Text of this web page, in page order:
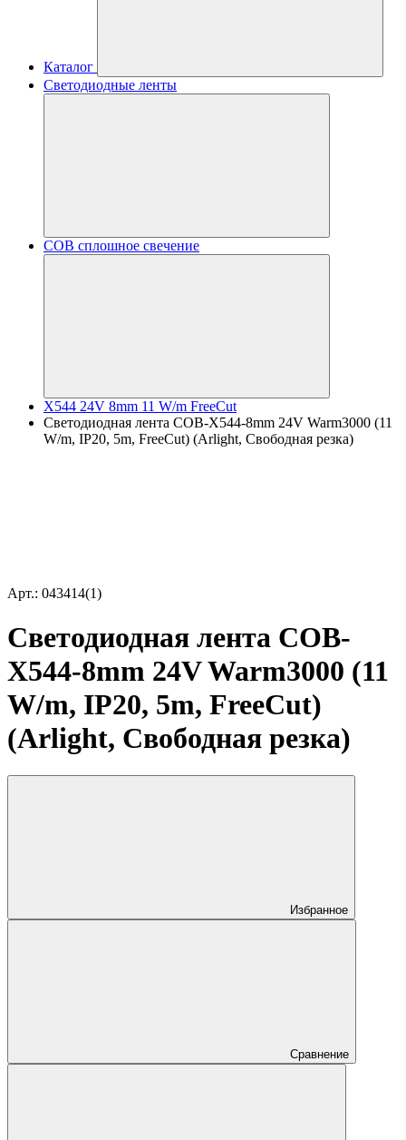
Каталог
Светодиодные ленты
COB сплошное свечение
X544 24V 8mm 11 W/m FreeCut
Светодиодная лента COB-X544-8mm 24V Warm3000 (11
W/m, IP20, 5m, FreeCut) (Arlight, Свободная резка)
Арт.: 043414(1)
Светодиодная лента COB-
X544-8mm 24V Warm3000 (11
W/m, IP20, 5m, FreeCut)
(Arlight, Свободная резка)
Избранное
Сравнение